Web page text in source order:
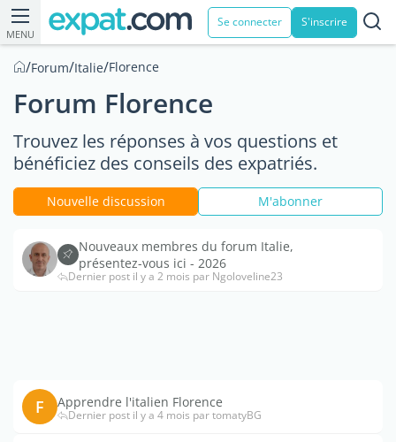
MENU
Se connecter S'inscrire
/Forum/Italie/Florence
Forum Florence
Trouvez les réponses à vos questions et
bénéficiez des conseils des expatriés.
Nouvelle discussion M'abonner
Nouveaux membres du forum Italie,
présentez-vous ici - 2026
Dernier post il y a 2 mois par Ngoloveline23
F Apprendre l'italien Florence
Dernier post il y a 4 mois par tomatyBG